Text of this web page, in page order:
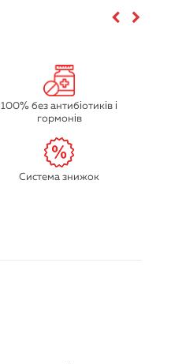
100% без антибіотиків і
гормонів
Система знижок